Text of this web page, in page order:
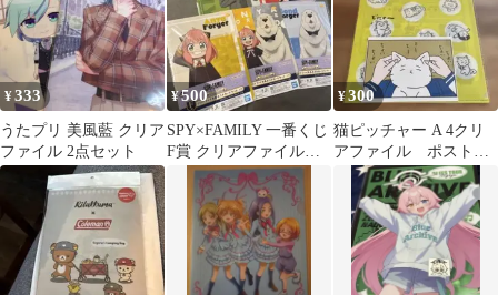
¥333
うたプリ 美風藍 クリア
ファイル 2点セット
¥500
SPY×FAMILY 一番くじ
F賞 クリアファイル＆
ポストカード5枚セット
¥300
猫ピッチャー A 4クリ
アファイル ポストカ
ード セット